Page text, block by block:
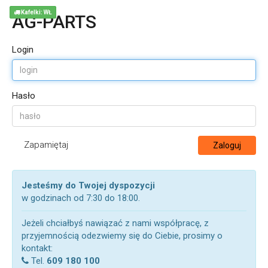
AG-PARTS
Login
Hasło
Zapamiętaj Zaloguj
Jesteśmy do Twojej dyspozycji
w godzinach od 7:30 do 18:00.
Jeżeli chciałbyś nawiązać z nami współpracę, z
przyjemnością odezwiemy się do Ciebie, prosimy o
kontakt:
Tel. 609 180 100
Kafelki: WŁ